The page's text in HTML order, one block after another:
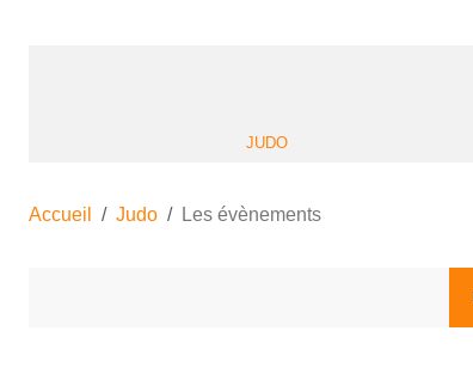
JUDO
Accueil Judo Les évènements